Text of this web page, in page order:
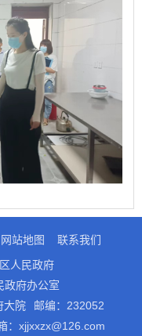
网站地图
联系我们
人民政府
政府办公室
大院
邮编：232052
：xjjxxzx@126.com